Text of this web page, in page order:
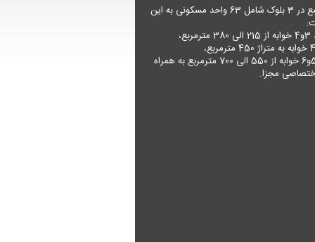
این مجتمع در 3 بلوک شامل 63 واحد مسکونی به این
6 واحد 5و6 خوابه از 550 الی 700 مترمربع به همراه
مجزا.